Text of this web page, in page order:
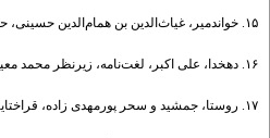
۱۵. خواندمیر، غیاث‌الدین بن همام‌الدین حسینی، حبیب‌السیر، تصحیح محمد دبیرسیاقی، تهران، خیام، ۱۳۵۳ش.
۱۶. دهخدا، علی اکبر، لغت‌نامه، زیرنظر محمد معین و سید جعفر شهیدی، تهران، دانشگاه تهران، ۱۳۷۳.
۱۷. روستا، جمشید و سحر پورمهدی زاده، قراختاییان از آغاز تا فرجام، تهران، انتشارات دکتر محمود افشار با همکاری نشر سخن، ۱۳۹۹ش.